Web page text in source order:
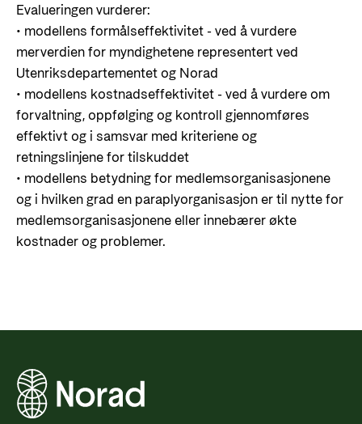
Evalueringen vurderer:
• modellens formålseffektivitet - ved å vurdere
merverdien for myndighetene representert ved
Utenriksdepartementet og Norad
• modellens kostnadseffektivitet - ved å vurdere om
forvaltning, oppfølging og kontroll gjennomføres
effektivt og i samsvar med kriteriene og
retningslinjene for tilskuddet
• modellens betydning for medlemsorganisasjonene
og i hvilken grad en paraplyorganisasjon er til nytte for
medlemsorganisasjonene eller innebærer økte
kostnader og problemer.